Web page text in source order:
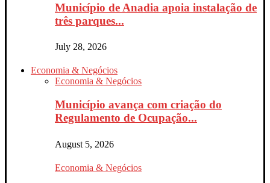
Município de Anadia apoia instalação de
três parques...
July 28, 2026
Economia & Negócios
Economia & Negócios
Município avança com criação do
Regulamento de Ocupação...
August 5, 2026
Economia & Negócios